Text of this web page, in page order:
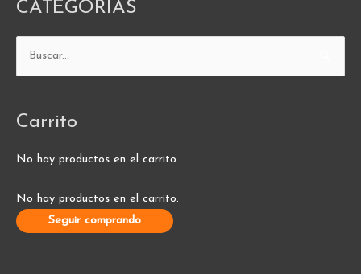
CATEGORIAS
Buscar
por:
Carrito
No hay productos en el carrito.
No hay productos en el carrito.
Seguir comprando